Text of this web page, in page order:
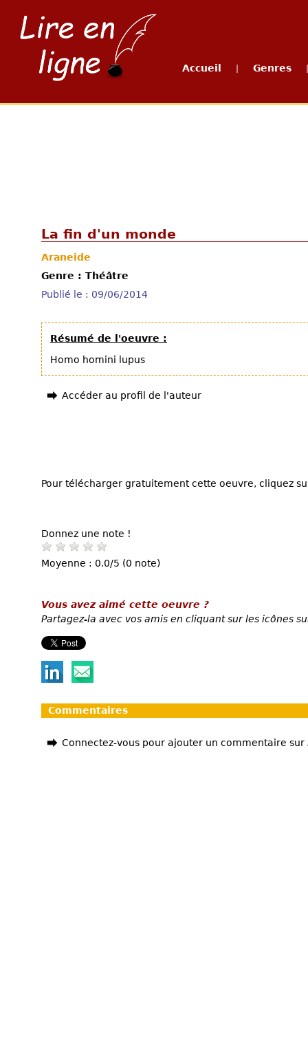
Accueil Genres
La fin d'un monde
Araneide
Genre : Théâtre
Publié le : 09/06/2014
Résumé de l'oeuvre :
Homo homini lupus
Accéder au profil de l'auteur
Pour télécharger gratuitement cette oeuvre, cliquez
Donnez une note !
Moyenne : 0.0/5 (0 note)
Vous avez aimé cette oeuvre ?
Partagez-la avec vos amis en cliquant sur les icônes
Commentaires
Connectez-vous pour ajouter un commentaire sur